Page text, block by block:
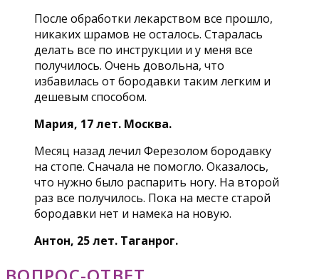
После обработки лекарством все прошло,
никаких шрамов не осталось. Старалась
делать все по инструкции и у меня все
получилось. Очень довольна, что
избавилась от бородавки таким легким и
дешевым способом.
Мария, 17 лет. Москва.
Месяц назад лечил Ферезолом бородавку
на стопе. Сначала не помогло. Оказалось,
что нужно было распарить ногу. На второй
раз все получилось. Пока на месте старой
бородавки нет и намека на новую.
Антон, 25 лет. Таганрог.